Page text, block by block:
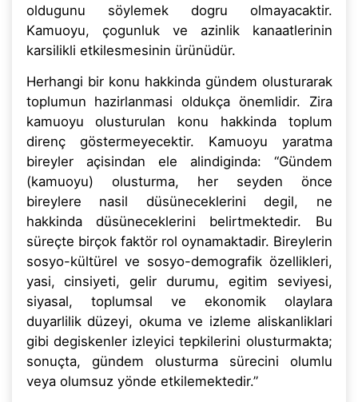
oldugunu söylemek dogru olmayacaktir.
Kamuoyu, çogunluk ve azinlik kanaatlerinin
karsilikli etkilesmesinin ürünüdür.
Herhangi bir konu hakkinda gündem olusturarak
toplumun hazirlanmasi oldukça önemlidir. Zira
kamuoyu olusturulan konu hakkinda toplum
direnç göstermeyecektir. Kamuoyu yaratma
bireyler açisindan ele alindiginda: “Gündem
(kamuoyu) olusturma, her seyden önce
bireylere nasil düsüneceklerini degil, ne
hakkinda düsüneceklerini belirtmektedir. Bu
süreçte birçok faktör rol oynamaktadir. Bireylerin
sosyo-kültürel ve sosyo-demografik özellikleri,
yasi, cinsiyeti, gelir durumu, egitim seviyesi,
siyasal, toplumsal ve ekonomik olaylara
duyarlilik düzeyi, okuma ve izleme aliskanliklari
gibi degiskenler izleyici tepkilerini olusturmakta;
sonuçta, gündem olusturma sürecini olumlu
veya olumsuz yönde etkilemektedir.”